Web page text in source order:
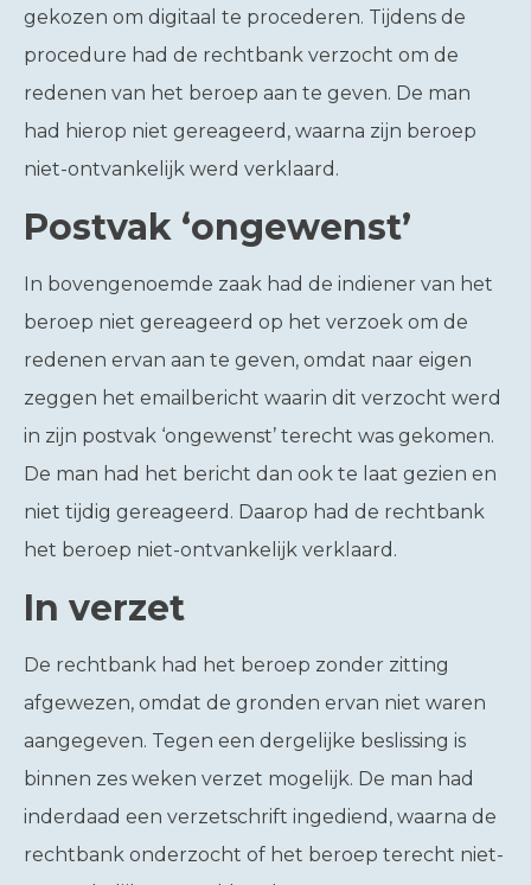
gekozen om digitaal te procederen. Tijdens de
procedure had de rechtbank verzocht om de
redenen van het beroep aan te geven. De man
had hierop niet gereageerd, waarna zijn beroep
niet-ontvankelijk werd verklaard.
Postvak ‘ongewenst’
In bovengenoemde zaak had de indiener van het
beroep niet gereageerd op het verzoek om de
redenen ervan aan te geven, omdat naar eigen
zeggen het emailbericht waarin dit verzocht werd
in zijn postvak ‘ongewenst’ terecht was gekomen.
De man had het bericht dan ook te laat gezien en
niet tijdig gereageerd. Daarop had de rechtbank
het beroep niet-ontvankelijk verklaard.
In verzet
De rechtbank had het beroep zonder zitting
afgewezen, omdat de gronden ervan niet waren
aangegeven. Tegen een dergelijke beslissing is
binnen zes weken verzet mogelijk. De man had
inderdaad een verzetschrift ingediend, waarna de
rechtbank onderzocht of het beroep terecht niet-